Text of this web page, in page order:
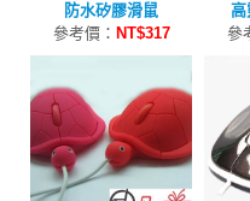
防水矽膠滑鼠
參考價： NT$317
高
參